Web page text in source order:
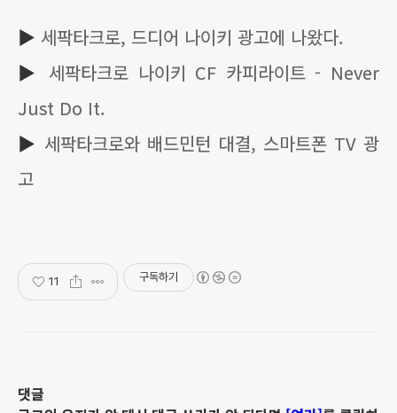
▶ 세팍타크로, 드디어 나이키 광고에 나왔다.
▶ 세팍타크로 나이키 CF 카피라이트 - Never
Just Do It.
▶ 세팍타크로와 배드민턴 대결, 스마트폰 TV 광
고
11 구독하기
댓글